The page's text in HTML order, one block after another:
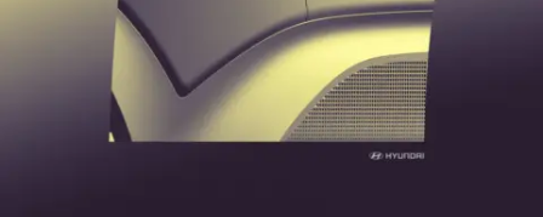
içerecek şekilde genişletmeyi hedefliyor.